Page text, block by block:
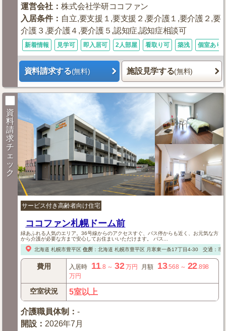
運営会社 ：株式会社学研ココファン
入居条件： 自立,要支援１,要支援２,要介護１,要介護２,要
介護３,要介護４,要介護５,認知症,認知症相談可
新着情報 見学可 即入居可 2人部屋 看取り可 築浅 個室あり
資料請求する(無料) 施設見学する(無料)
資
料
請
求
チ
ェ
ッ
ク
サービス付き高齢者向け住宅
ココファン札幌ドーム前
緑あふれる人気のエリア。36号線からのアクセスすぐ、バス停からも近く、お元気な方
から介護が必要な方まで安心してお住まいいただけます。 バス...
北海道 札幌市豊平区 住所： 北海道 札幌市豊平区月寒東一条17丁目4-30 交通：市
費用 入居時 11.8 ～ 32万円 月額 13.568 ～ 22.898
万円
空室状況 5室以上
介護職員体制 ：-
開設 ： 2026年7月